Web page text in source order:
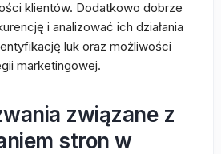
klientów. Dodatkowo dobrze
i analizować ich działania
luk oraz możliwości
marketingowej.
związane z
stron w